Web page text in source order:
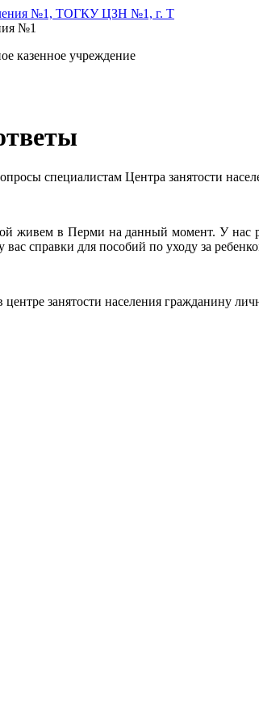
№1
казенное учреждение
специалистам Центра занятости
живем в Перми на данный момент. У нас
справки для пособий по уходу за
занятости населения гражданину